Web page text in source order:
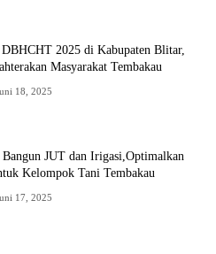
2025 di Kabupaten Blitar,
Masyarakat Tembakau
18, 2025
JUT dan Irigasi,Optimalkan
Kelompok Tani Tembakau
17, 2025